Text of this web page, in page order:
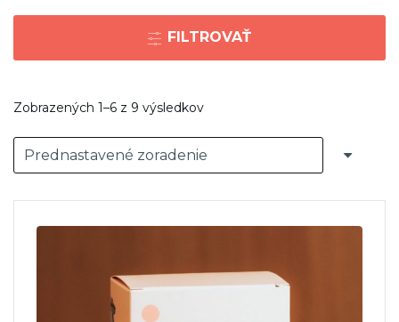
FILTROVAŤ
Zobrazených 1–6 z 9 výsledkov